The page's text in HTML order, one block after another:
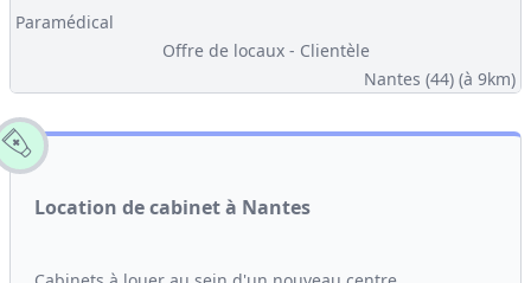
Paramédical
Offre de locaux - Clientèle
Nantes (44) (à 9km)
Location de cabinet à Nantes